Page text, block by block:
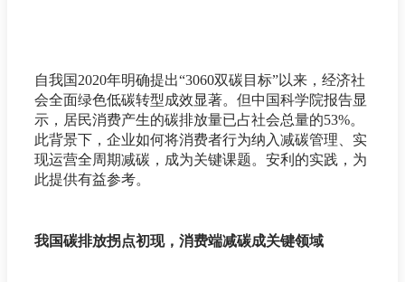
自我国2020年明确提出“3060双碳目标”以来，经济社
会全面绿色低碳转型成效显著。但中国科学院报告显
示，居民消费产生的碳排放量已占社会总量的53%。
此背景下，企业如何将消费者行为纳入减碳管理、实
现运营全周期减碳，成为关键课题。安利的实践，为
此提供有益参考。
我国碳排放拐点初现，消费端减碳成关键领域